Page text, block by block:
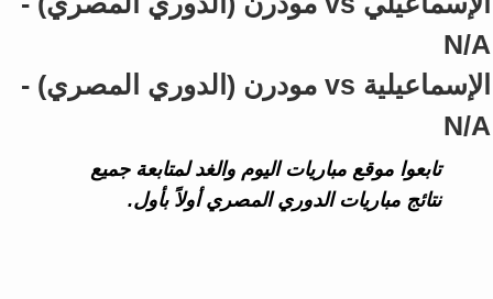
N/A
الإسماعيلية vs مودرن (الدوري المصري) -
N/A
تابعوا موقع مباريات اليوم والغد لمتابعة جميع
نتائج مباريات الدوري المصري أولاً بأول.